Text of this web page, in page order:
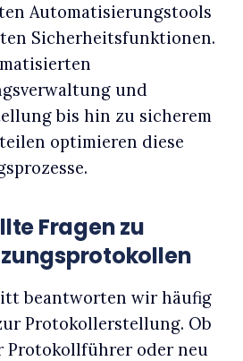
Automatisierungstools
Sicherheitsfunktionen.
und
bis hin zu sicherem
optimieren diese
Fragen zu
beantworten wir häufig
Protokollerstellung. Ob
Protokollführer oder neu